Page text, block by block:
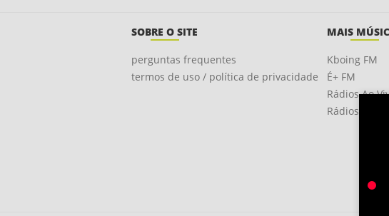
SOBRE O SITE
perguntas frequentes
termos de uso / política de privacidade
MAIS
Kboing FM
É+ FM
Rádios Ao
Rádios OnLine